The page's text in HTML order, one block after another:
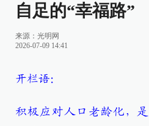
自足的“幸福路”
来源： 光明网
2026-07-09 14:41
开栏语：
积极应对人口老龄化，